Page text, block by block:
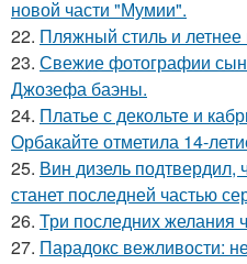
новой части "Мумии".
22. Пляжный стиль и летнее
23. Свежие фотографии
Джозефа баэны.
24. Платье с декольте и
Орбакайте отметила 14-
25. Вин дизель подтвердил,
станет последней частью
26. Три последних желания
27. Парадокс вежливости: